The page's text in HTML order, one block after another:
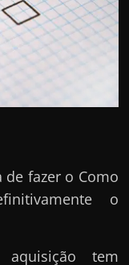
fazer o Como
o
tem